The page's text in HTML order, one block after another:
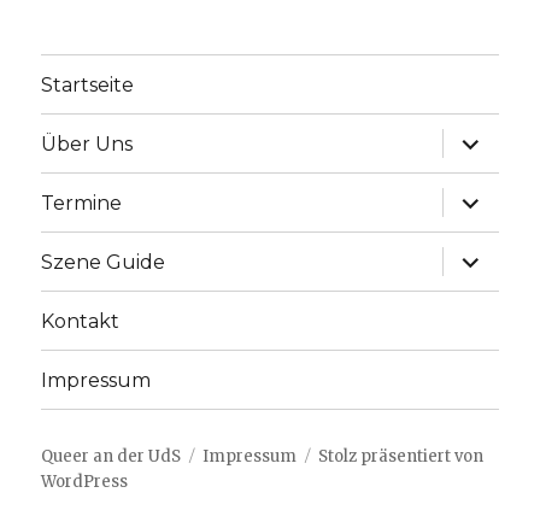
Startseite
Über Uns
Termine
Szene Guide
Kontakt
Impressum
Queer an der UdS Impressum
Stolz präsentiert von
WordPress